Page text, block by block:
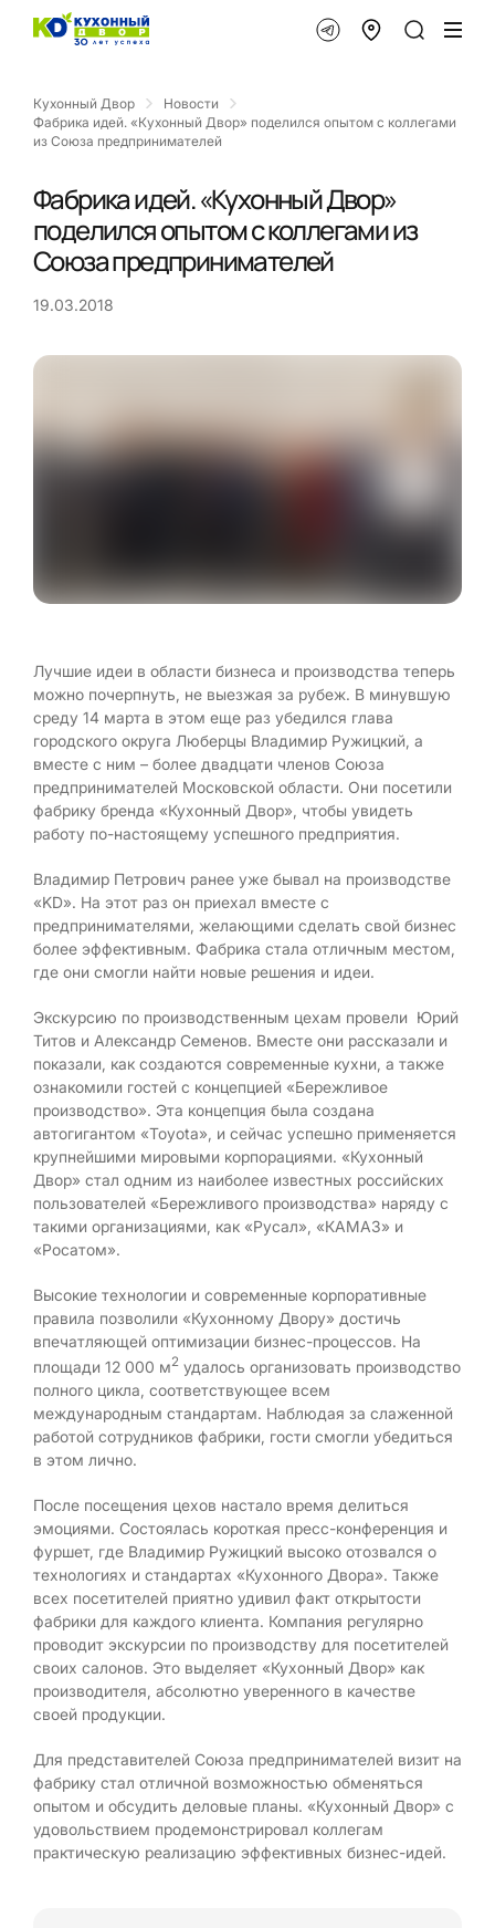
Кухонный Двор
Новости
Фабрика идей. «Кухонный Двор» поделился опытом с коллегами
из Союза предпринимателей
Фабрика идей. «Кухонный Двор»
поделился опытом с коллегами из
Союза предпринимателей
19.03.2018
Лучшие идеи в области бизнеса и производства теперь
можно почерпнуть, не выезжая за рубеж. В минувшую
среду 14 марта в этом еще раз убедился глава
городского округа Люберцы Владимир Ружицкий, а
вместе с ним – более двадцати членов Союза
предпринимателей Московской области. Они посетили
фабрику бренда «Кухонный Двор», чтобы увидеть
работу по-настоящему успешного предприятия.
Владимир Петрович ранее уже бывал на производстве
«KD». На этот раз он приехал вместе с
предпринимателями, желающими сделать свой бизнес
более эффективным. Фабрика стала отличным местом,
где они смогли найти новые решения и идеи.
Экскурсию по производственным цехам провели Юрий
Титов и Александр Семенов. Вместе они рассказали и
показали, как создаются современные кухни, а также
ознакомили гостей с концепцией «Бережливое
производство». Эта концепция была создана
автогигантом «Toyota», и сейчас успешно применяется
крупнейшими мировыми корпорациями. «Кухонный
Двор» стал одним из наиболее известных российских
пользователей «Бережливого производства» наряду с
такими организациями, как «Русал», «КАМАЗ» и
«Росатом».
Высокие технологии и современные корпоративные
правила позволили «Кухонному Двору» достичь
впечатляющей оптимизации бизнес-процессов. На
площади 12 000 м2 удалось организовать производство
полного цикла, соответствующее всем
международным стандартам. Наблюдая за слаженной
работой сотрудников фабрики, гости смогли убедиться
в этом лично.
После посещения цехов настало время делиться
эмоциями. Состоялась короткая пресс-конференция и
фуршет, где Владимир Ружицкий высоко отозвался о
технологиях и стандартах «Кухонного Двора». Также
всех посетителей приятно удивил факт открытости
фабрики для каждого клиента. Компания регулярно
проводит экскурсии по производству для посетителей
своих салонов. Это выделяет «Кухонный Двор» как
производителя, абсолютно уверенного в качестве
своей продукции.
Для представителей Союза предпринимателей визит на
фабрику стал отличной возможностью обменяться
опытом и обсудить деловые планы. «Кухонный Двор» с
удовольствием продемонстрировал коллегам
практическую реализацию эффективных бизнес-идей.